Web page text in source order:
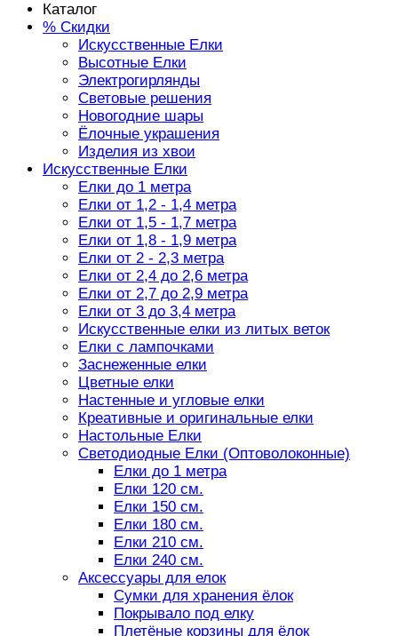
Каталог
% Скидки
Искусственные Елки
Высотные Елки
Электрогирлянды
Световые решения
Новогодние шары
Ёлочные украшения
Изделия из хвои
Искусственные Елки
Елки до 1 метра
Елки от 1,2 - 1,4 метра
Елки от 1,5 - 1,7 метра
Елки от 1,8 - 1,9 метра
Елки от 2 - 2,3 метра
Елки от 2,4 до 2,6 метра
Елки от 2,7 до 2,9 метра
Елки от 3 до 3,4 метра
Искусственные елки из литых веток
Елки с лампочками
Заснеженные елки
Цветные елки
Настенные и угловые елки
Креативные и оригинальные елки
Настольные Елки
Светодиодные Елки (Оптоволоконные)
Елки до 1 метра
Елки 120 см.
Елки 150 см.
Елки 180 см.
Елки 210 см.
Елки 240 см.
Аксессуары для елок
Сумки для хранения ёлок
Покрывало под елку
Плетёные корзины для ёлок